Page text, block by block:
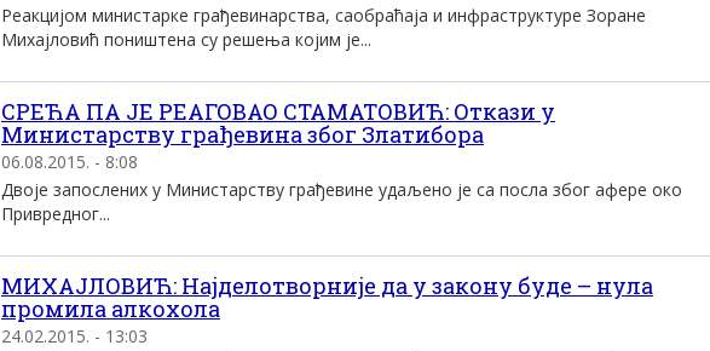
Реакцијом министарке грађевинарства, саобраћаја и инфраструктуре Зоране
Михајловић поништена су решења којим је...
СРЕЋА ПА ЈЕ РЕАГОВАО СТАМАТОВИЋ: Откази у
Министарству грађевина због Златибора
06.08.2015. - 8:08
Двоје запослених у Министарству грађевине удаљено је са посла због афере око
Привредног...
МИХАЈЛОВИЋ: Најделотворније да у закону буде – нула
промила алкохола
24.02.2015. - 13:03